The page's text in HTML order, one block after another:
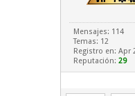
Mensajes: 114
Temas: 12
Registro en: Apr
Reputación: 29